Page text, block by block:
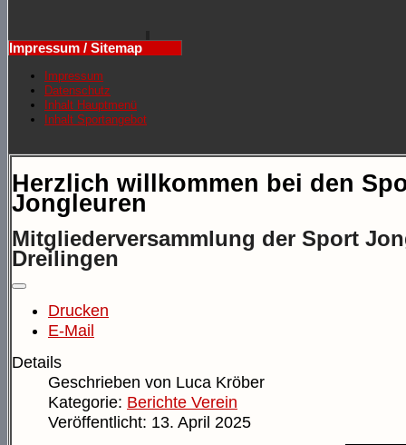
Impressum / Sitemap
Impressum
Datenschutz
Inhalt Hauptmenü
Inhalt Sportangebot
Herzlich willkommen bei den
Jongleuren
Mitgliederversammlung der Sport
Dreilingen
Drucken
E-Mail
Details
Geschrieben von Luca Kröber
Kategorie: Berichte Verein
Veröffentlicht: 13. April 2025